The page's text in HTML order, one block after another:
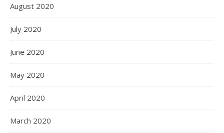
August 2020
July 2020
June 2020
May 2020
April 2020
March 2020